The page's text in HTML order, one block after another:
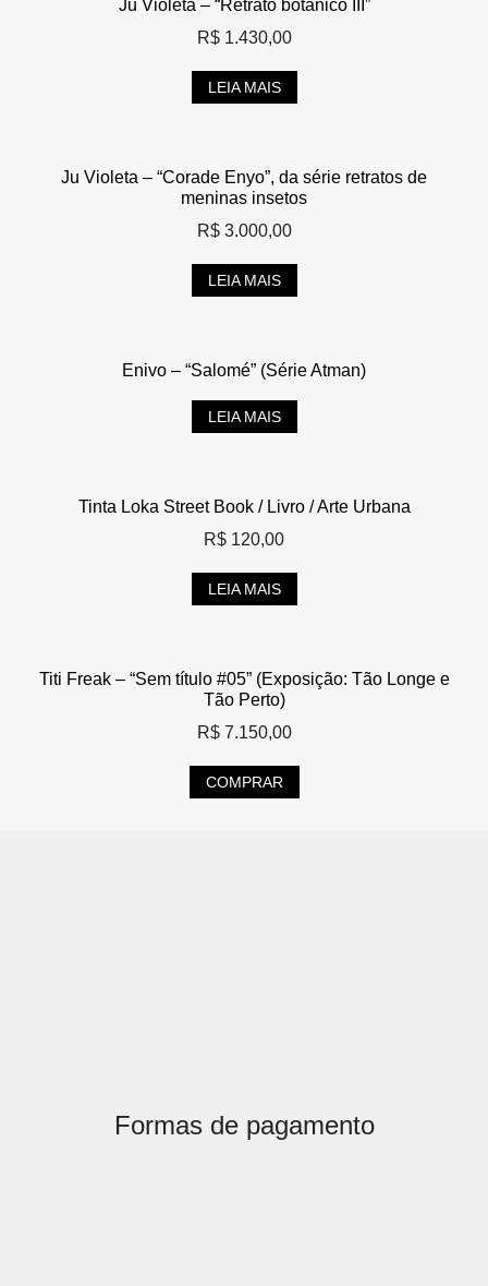
Ju Violeta – “Retrato botânico III”
R$1.430,00
LEIA MAIS
Ju Violeta – “Corade Enyo”, da série retratos de
meninas insetos
R$3.000,00
LEIA MAIS
Enivo – “Salomé” (Série Atman)
LEIA MAIS
Tinta Loka Street Book / Livro / Arte Urbana
R$ 120,00
LEIA MAIS
Titi Freak – “Sem título #05” (Exposição: Tão Longe e
Tão Perto)
R$7.150,00
COMPRAR
Formas de pagamento